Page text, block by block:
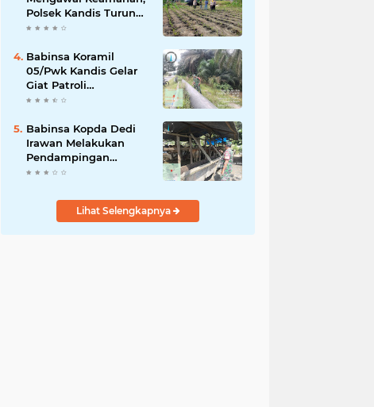
Polsek Kandis Turun
ke Lahan Jagung
Pangan
Babinsa Koramil
05/Pwk Kandis Gelar
Giat Patroli
Pengamanan Line
Kandis Kandis
Babinsa Kopda Dedi
Irawan Melakukan
Pendampingan
Vaksinasi PMK
Lihat Selengkapnya